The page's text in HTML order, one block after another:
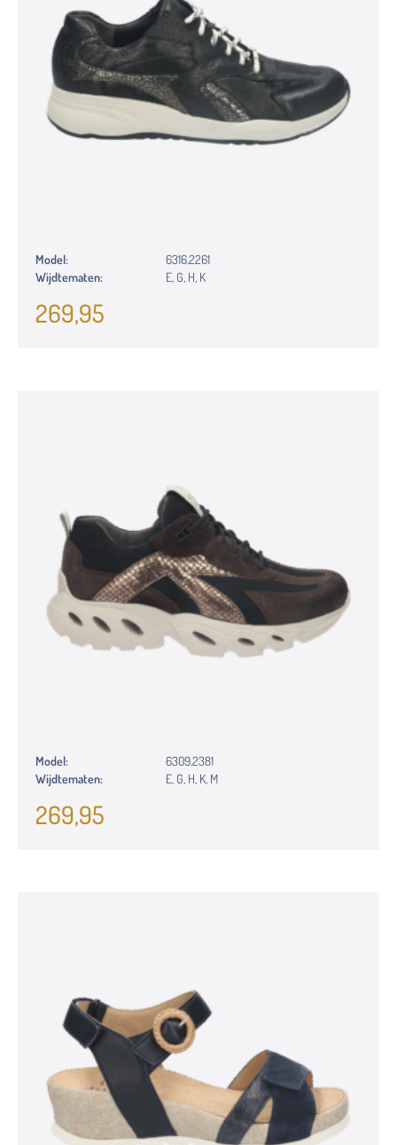
Model:
6316.2261
Wijdtematen:
E, G, H, K
269,95
Model:
6309.2381
Wijdtematen:
E, G, H, K, M
269,95